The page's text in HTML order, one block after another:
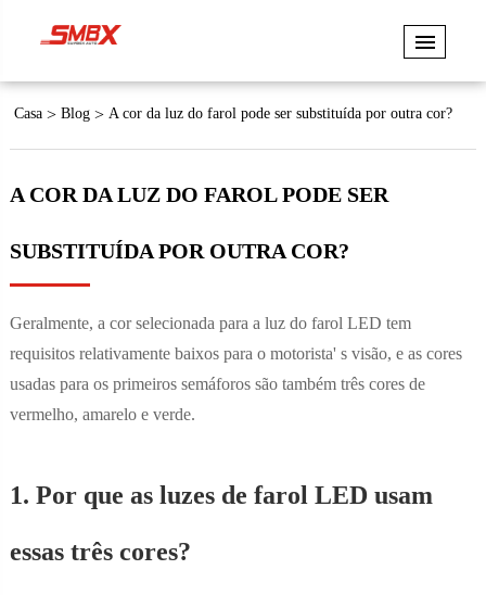
Casa Blog A cor da luz do farol pode ser substituída por outra cor?
A COR DA LUZ DO FAROL PODE SER
SUBSTITUÍDA POR OUTRA COR?
Geralmente, a cor selecionada para a luz do farol LED tem
requisitos relativamente baixos para o motorista' s visão, e as cores
usadas para os primeiros semáforos são também três cores de
vermelho, amarelo e verde.
1. Por que as luzes de farol LED usam
essas três cores?